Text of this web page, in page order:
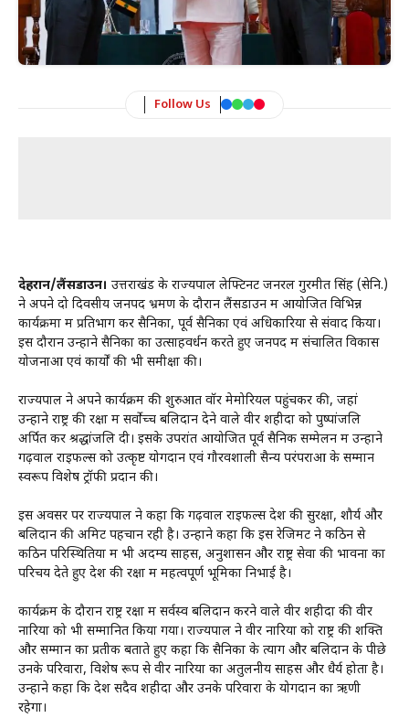
Follow Us
देहरादून/लैंसडाउन। उत्तराखंड के राज्यपाल लेफ्टिनेंट जनरल गुरमीत सिंह (सेनि.)
ने अपने दो दिवसीय जनपद भ्रमण के दौरान लैंसडाउन में आयोजित विभिन्न
कार्यक्रमों में प्रतिभाग कर सैनिकों, पूर्व सैनिकों एवं अधिकारियों से संवाद किया।
इस दौरान उन्होंने सैनिकों का उत्साहवर्धन करते हुए जनपद में संचालित विकास
योजनाओं एवं कार्यों की भी समीक्षा की।
राज्यपाल ने अपने कार्यक्रम की शुरुआत वॉर मेमोरियल पहुंचकर की, जहां
उन्होंने राष्ट्र की रक्षा में सर्वोच्च बलिदान देने वाले वीर शहीदों को पुष्पांजलि
अर्पित कर श्रद्धांजलि दी। इसके उपरांत आयोजित पूर्व सैनिक सम्मेलन में उन्होंने
गढ़वाल राइफल्स को उत्कृष्ट योगदान एवं गौरवशाली सैन्य परंपराओं के सम्मान
स्वरूप विशेष ट्रॉफी प्रदान की।
इस अवसर पर राज्यपाल ने कहा कि गढ़वाल राइफल्स देश की सुरक्षा, शौर्य और
बलिदान की अमिट पहचान रही है। उन्होंने कहा कि इस रेजिमेंट ने कठिन से
कठिन परिस्थितियों में भी अदम्य साहस, अनुशासन और राष्ट्र सेवा की भावना का
परिचय देते हुए देश की रक्षा में महत्वपूर्ण भूमिका निभाई है।
कार्यक्रम के दौरान राष्ट्र रक्षा में सर्वस्व बलिदान करने वाले वीर शहीदों की वीर
नारियों को भी सम्मानित किया गया। राज्यपाल ने वीर नारियों को राष्ट्र की शक्ति
और सम्मान का प्रतीक बताते हुए कहा कि सैनिकों के त्याग और बलिदान के पीछे
उनके परिवारों, विशेष रूप से वीर नारियों का अतुलनीय साहस और धैर्य होता है।
उन्होंने कहा कि देश सदैव शहीदों और उनके परिवारों के योगदान का ऋणी
रहेगा।